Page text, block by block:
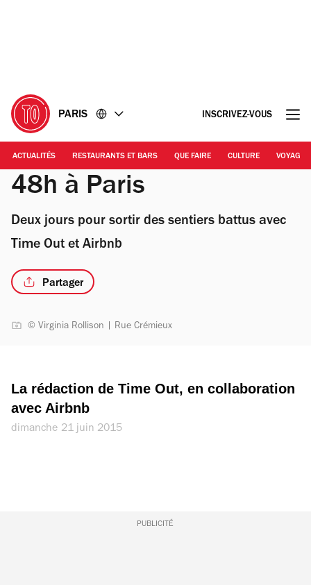
PARIS INSCRIVEZ-VOUS
ACTUALITÉS RESTAURANTS ET BARS QUE FAIRE CULTURE VOYAGE
48h à Paris
Deux jours pour sortir des sentiers battus avec
Time Out et Airbnb
Partager
© Virginia Rollison | Rue Crémieux
La rédaction de Time Out, en collaboration
avec Airbnb
dimanche 21 juin 2015
PUBLICITÉ